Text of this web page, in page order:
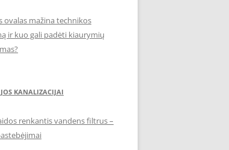
ovalas mažina technikos
ir kuo gali padėti kiaurymių
KANALIZACIJAI
renkantis vandens filtrus –